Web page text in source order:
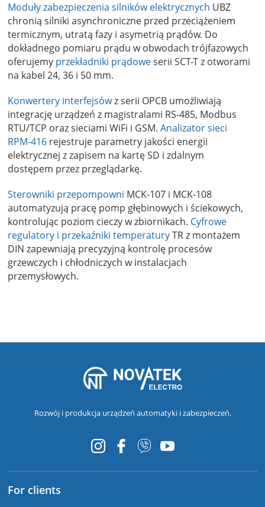
Moduły zabezpieczenia silników elektrycznych UBZ
chronią silniki asynchroniczne przed przeciążeniem
termicznym, utratą fazy i asymetrią prądów. Do
dokładnego pomiaru prądu w obwodach trójfazowych
oferujemy przekładniki prądoweserii SCT-T z otworami
na kabel 24, 36 i 50 mm.
Konwertery interfejsówz serii OPCB umożliwiają
integrację urządzeń z magistralami RS-485, Modbus
RTU/TCP oraz sieciami WiFi i GSM. Analizator sieci
RPM-416 rejestruje parametry jakości energii
elektrycznej z zapisem na kartę SD i zdalnym
dostępem przez przeglądarkę.
Sterowniki przepompowni MCK-107 i MCK-108
automatyzują pracę pomp głębinowych i ściekowych,
kontrolując poziom cieczy w zbiornikach. Cyfrowe
regulatory i przekaźniki temperaturyTR z montażem
DIN zapewniają precyzyjną kontrolę procesów
grzewczych i chłodniczych w instalacjach
przemysłowych.
Rozwój i produkcja urządzeń automatyki i zabezpieczeń.
For clients